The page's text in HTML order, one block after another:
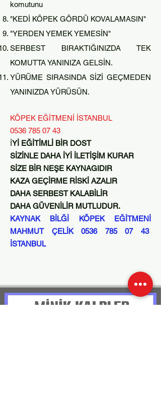
komutunu
"KEDİ KÖPEK GÖRDÜ KOVALAMASIN"
"YERDEN YEMEK YEMESİN"
SERBEST BIRAKTIĞINIZDA TEK
KOMUTTA YANINIZA GELSİN.
YÜRÜME SIRASINDA SİZİ GEÇMEDEN
YANINIZDA YÜRÜSÜN.
KÖPEK EĞİTMENİ İSTANBUL
0536 785 07 43
İYİ EĞİTİMLİ BİR DOST
SİZİNLE DAHA İYİ İLETİŞİM KURAR
SİZE BİR NEŞE KAYNAGIDIR
KAZA GEÇİRME RİSKİ AZALIR
DAHA SERBEST KALABİLİR
DAHA GÜVENİLİR MUTLUDUR.
KAYNAK BİLĞİ KÖPEK EĞİTMENİ
MAHMUT ÇELİK0536 785 07 43
İSTANBUL